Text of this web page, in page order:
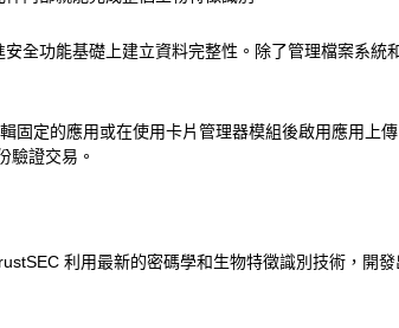
全功能基礎上建立資料完整性。除了管理檔案系
定的應用或在使用卡片管理器模組後啟用應用上
驗證交易。
利用最新的密碼學和生物特徵識別技術，開